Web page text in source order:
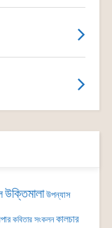
উক্তিমালা উপন্যাস
কবিতার সংকলন কালচার